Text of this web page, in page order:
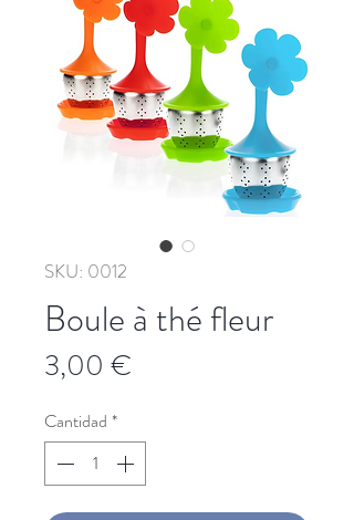
SKU: 0012
Boule à thé fleur
3,00 €
Cantidad *